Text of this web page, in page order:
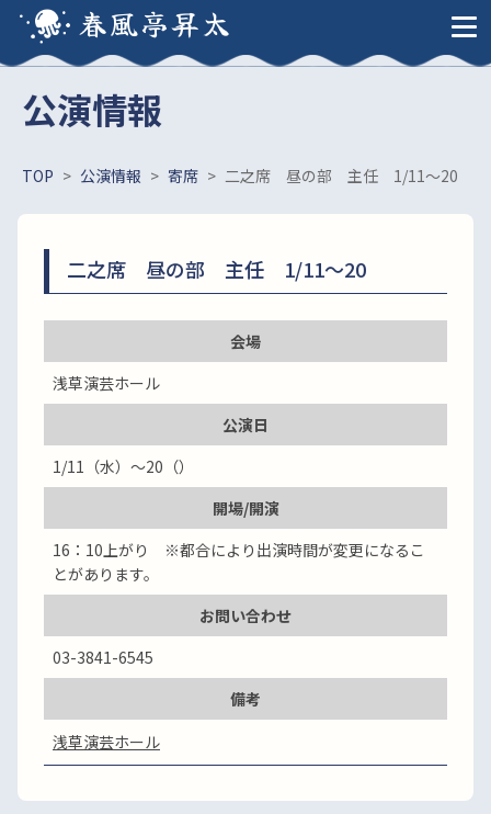
春風亭昇太
公演情報
TOP > 公演情報 > 寄席 > 二之席 昼の部 主任 1/11～20
二之席 昼の部 主任 1/11～20
会場
浅草演芸ホール
公演日
1/11（水）～20（）
開場/開演
16：10上がり ※都合により出演時間が変更になるこ
とがあります。
お問い合わせ
03-3841-6545
備考
浅草演芸ホール